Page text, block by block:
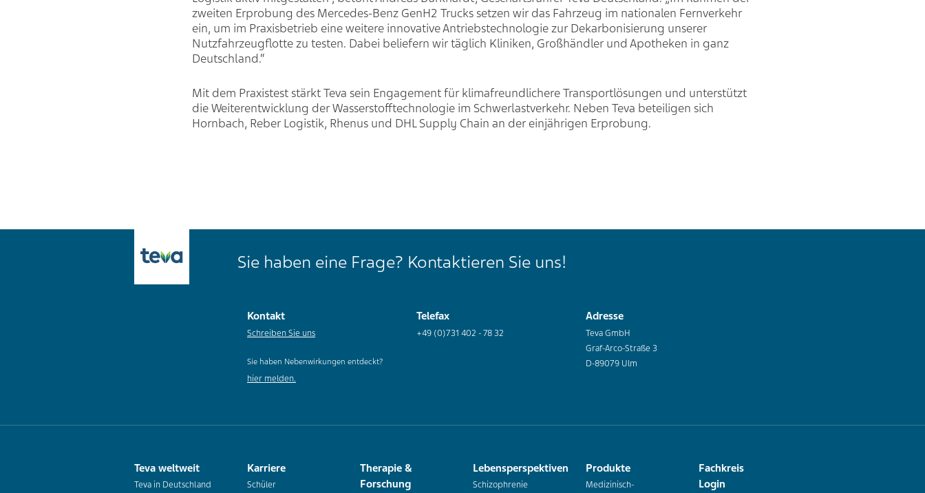
zweiten Erprobung des Mercedes-Benz GenH2 Trucks setzen wir das Fahrzeug im nationalen Fernverkehr
ein, um im Praxisbetrieb eine weitere innovative Antriebstechnologie zur Dekarbonisierung unserer
Nutzfahrzeugflotte zu testen. Dabei beliefern wir täglich Kliniken, Großhändler und Apotheken in ganz
Deutschland.“
Mit dem Praxistest stärkt Teva sein Engagement für klimafreundlichere Transportlösungen und unterstützt
die Weiterentwicklung der Wasserstofftechnologie im Schwerlastverkehr. Neben Teva beteiligen sich
Hornbach, Reber Logistik, Rhenus und DHL Supply Chain an der einjährigen Erprobung.
Sie haben eine Frage? Kontaktieren Sie uns!
Kontakt
Schreiben Sie uns
Sie haben Nebenwirkungen entdeckt?
hier melden.
Telefax
+49 (0)731 402 - 78 32
Adresse
Teva GmbH
Graf-Arco-Straße 3
D-89079 Ulm
Teva weltweit
Teva in Deutschland
Karriere
Schüler
Therapie &
Forschung
Lebensperspektiven
Schizophrenie
Produkte
Medizinisch-
Fachkreis
Login